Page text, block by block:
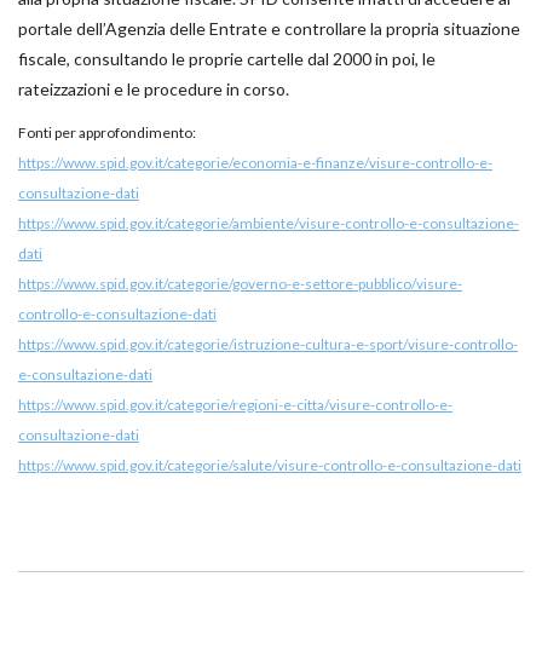
portale dell’Agenzia delle Entrate e controllare la propria situazione
fiscale, consultando le proprie cartelle dal 2000 in poi, le
rateizzazioni e le procedure in corso.
Fonti per approfondimento:
https://www.spid.gov.it/categorie/economia-e-finanze/visure-controllo-e-
consultazione-dati
https://www.spid.gov.it/categorie/ambiente/visure-controllo-e-consultazione-
dati
https://www.spid.gov.it/categorie/governo-e-settore-pubblico/visure-
controllo-e-consultazione-dati
https://www.spid.gov.it/categorie/istruzione-cultura-e-sport/visure-controllo-
e-consultazione-dati
https://www.spid.gov.it/categorie/regioni-e-citta/visure-controllo-e-
consultazione-dati
https://www.spid.gov.it/categorie/salute/visure-controllo-e-consultazione-dati